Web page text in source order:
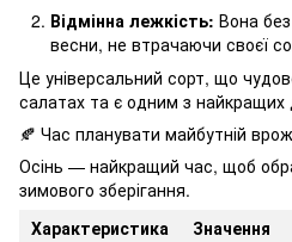
Відмінна лежкість: Вона
весни, не втрачаючи своєї
Це універсальний сорт, що
салатах та є одним з
🍂 Час планувати майбутній
Осінь — найкращий час, щоб
зимового зберігання.
Характеристика
Значення